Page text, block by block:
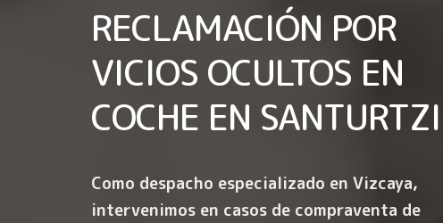
RECLAMACIÓN POR
VICIOS OCULTOS EN
COCHE EN SANTURTZI
Como despacho especializado en Vizcaya,
intervenimos en casos de compraventa de